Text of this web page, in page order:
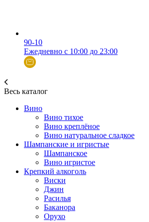
90-10
Ежедневно с 10:00 до 23:00
Весь каталог
Вино
Вино тихое
Вино креплёное
Вино натуральное сладкое
Шампанские и игристые
Шампанское
Вино игристое
Крепкий алкоголь
Виски
Джин
Расилья
Баканора
Орухо